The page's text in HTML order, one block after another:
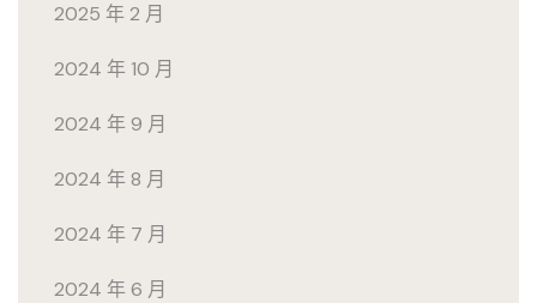
2025 年 2 月
2024 年 10 月
2024 年 9 月
2024 年 8 月
2024 年 7 月
2024 年 6 月